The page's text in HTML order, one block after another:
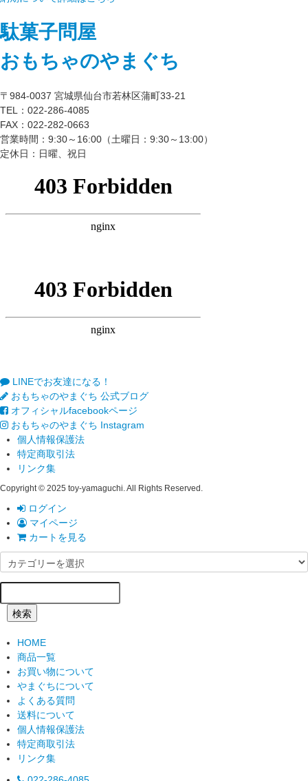
駄菓子問屋
おもちゃのやまぐち
〒984-0037 宮城県仙台市若林区蒲町33-21
TEL：022-286-4085
FAX：022-282-0663
営業時間：9:30～16:00（土曜日：9:30～13:00）
定休日：日曜、祝日
LINEでお友達になる！
おもちゃのやまぐち 公式ブログ
オフィシャルfacebookページ
おもちゃのやまぐち Instagram
個人情報保護法
特定商取引法
リンク集
Copyright © 2025 toy-yamaguchi. All Rights Reserved.
ログイン
マイページ
カートを見る
検索
HOME
商品一覧
お買い物について
やまぐちについて
よくある質問
送料について
個人情報保護法
特定商取引法
リンク集